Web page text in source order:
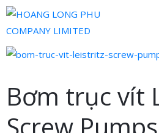
Bơm trục vít